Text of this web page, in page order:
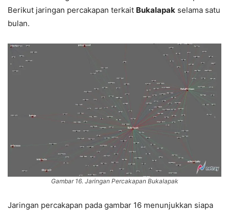
Berikut jaringan percakapan terkait Bukalapak selama satu
bulan.
Gambar 16. Jaringan Percakapan Bukalapak
Jaringan percakapan pada gambar 16 menunjukkan siapa